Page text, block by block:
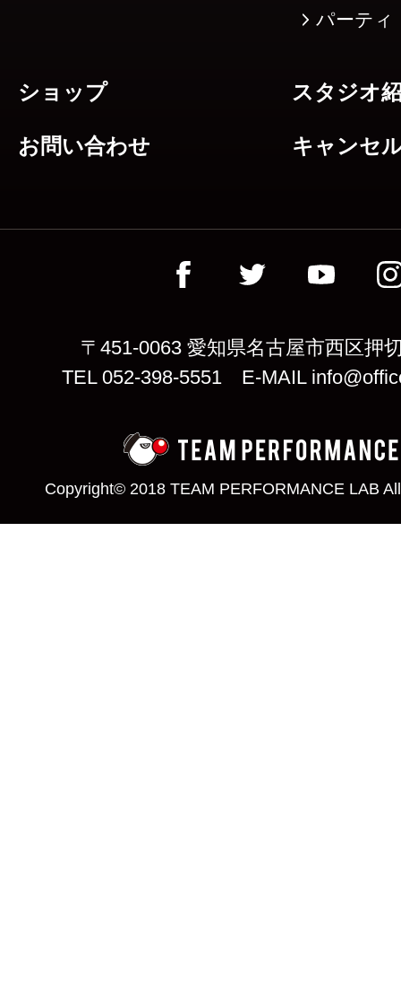
パーティ
ショップ スタジオ
お問い合わせ キャンセ
〒451-0063 愛知県名古屋市西区押
TEL 052-398-5551 E-MAIL
Copyright© 2018 TEAM PERFORMANCE LAB